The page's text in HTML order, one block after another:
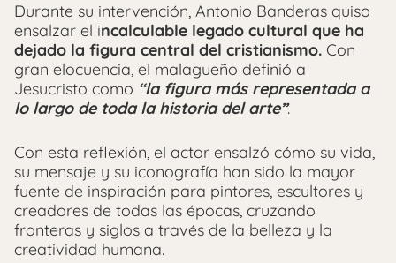
Durante su intervención, Antonio Banderas quiso
ensalzar el incalculable legado cultural que ha
dejado la figura central del cristianismo. Con
gran elocuencia, el malagueño definió a
Jesucristo como “la figura más representada a
lo largo de toda la historia del arte”.
Con esta reflexión, el actor ensalzó cómo su vida,
su mensaje y su iconografía han sido la mayor
fuente de inspiración para pintores, escultores y
creadores de todas las épocas, cruzando
fronteras y siglos a través de la belleza y la
creatividad humana.